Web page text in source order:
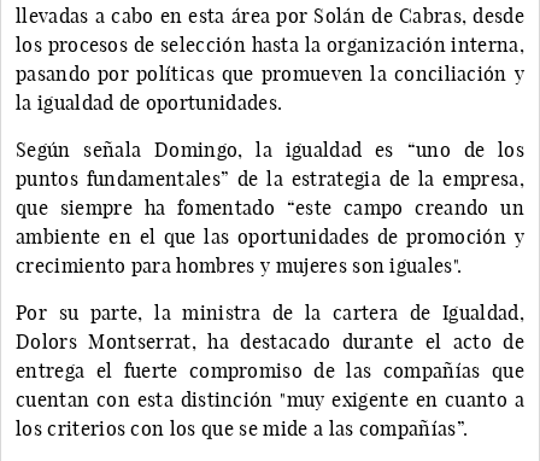
llevadas a cabo en esta área por Solán de Cabras, desde
los procesos de selección hasta la organización interna,
pasando por políticas que promueven la conciliación y
la igualdad de oportunidades.
Según señala Domingo, la igualdad es “uno de los
puntos fundamentales” de la estrategia de la empresa,
que siempre ha fomentado “este campo creando un
ambiente en el que las oportunidades de promoción y
crecimiento para hombres y mujeres son iguales".
Por su parte, la ministra de la cartera de Igualdad,
Dolors Montserrat, ha destacado durante el acto de
entrega el fuerte compromiso de las compañías que
cuentan con esta distinción "muy exigente en cuanto a
los criterios con los que se mide a las compañías”.